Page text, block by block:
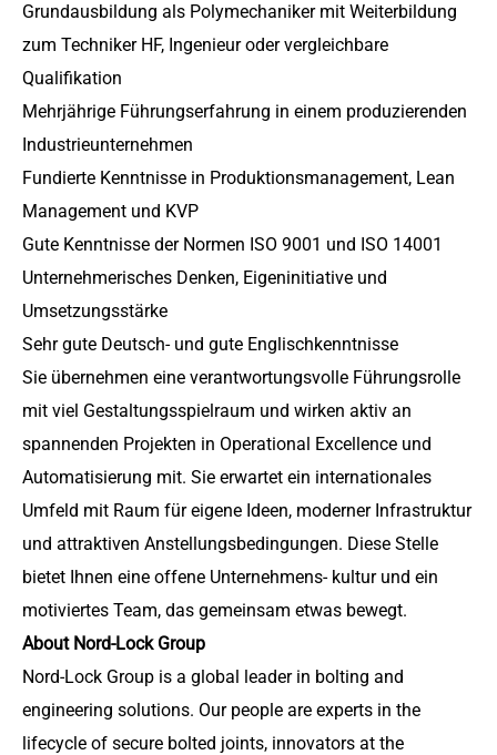
Grundausbildung als Polymechaniker mit Weiterbildung
zum Techniker HF, Ingenieur oder vergleichbare
Qualifikation
Mehrjährige Führungserfahrung in einem produzierenden
Industrieunternehmen
Fundierte Kenntnisse in Produktionsmanagement, Lean
Management und KVP
Gute Kenntnisse der Normen ISO 9001 und ISO 14001
Unternehmerisches Denken, Eigeninitiative und
Umsetzungsstärke
Sehr gute Deutsch- und gute Englischkenntnisse
Sie übernehmen eine verantwortungsvolle Führungsrolle
mit viel Gestaltungsspielraum und wirken aktiv an
spannenden Projekten in Operational Excellence und
Automatisierung mit. Sie erwartet ein internationales
Umfeld mit Raum für eigene Ideen, moderner Infrastruktur
und attraktiven Anstellungsbedingungen. Diese Stelle
bietet Ihnen eine offene Unternehmens- kultur und ein
motiviertes Team, das gemeinsam etwas bewegt.
About Nord-Lock Group
Nord-Lock Group is a global leader in bolting and
engineering solutions. Our people are experts in the
lifecycle of secure bolted joints, innovators at the